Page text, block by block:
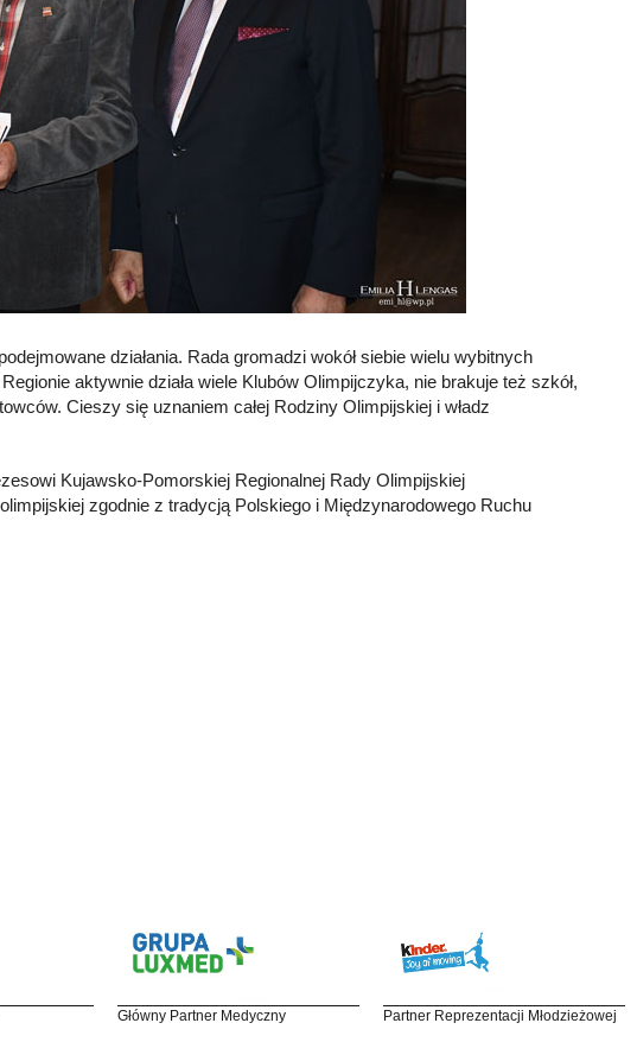
działania. Rada gromadzi wokół siebie wielu wybitnych
aktywnie działa wiele Klubów Olimpijczyka, nie brakuje też szkół,
Cieszy się uznaniem całej Rodziny Olimpijskiej i władz
Kujawsko-Pomorskiej Regionalnej Rady Olimpijskiej
zgodnie z tradycją Polskiego i Międzynarodowego Ruchu
Główny Partner Medyczny Partner Reprezentacji Młodzieżowej